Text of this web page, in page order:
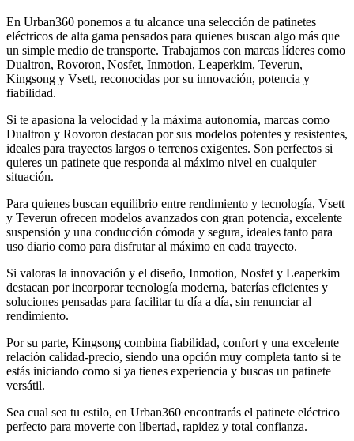
En Urban360 ponemos a tu alcance una selección de patinetes
eléctricos de alta gama pensados para quienes buscan algo más que
un simple medio de transporte. Trabajamos con marcas líderes como
Dualtron, Rovoron, Nosfet, Inmotion, Leaperkim, Teverun,
Kingsong y Vsett, reconocidas por su innovación, potencia y
fiabilidad.
Si te apasiona la velocidad y la máxima autonomía, marcas como
Dualtron y Rovoron destacan por sus modelos potentes y resistentes,
ideales para trayectos largos o terrenos exigentes. Son perfectos si
quieres un patinete que responda al máximo nivel en cualquier
situación.
Para quienes buscan equilibrio entre rendimiento y tecnología, Vsett
y Teverun ofrecen modelos avanzados con gran potencia, excelente
suspensión y una conducción cómoda y segura, ideales tanto para
uso diario como para disfrutar al máximo en cada trayecto.
Si valoras la innovación y el diseño, Inmotion, Nosfet y Leaperkim
destacan por incorporar tecnología moderna, baterías eficientes y
soluciones pensadas para facilitar tu día a día, sin renunciar al
rendimiento.
Por su parte, Kingsong combina fiabilidad, confort y una excelente
relación calidad-precio, siendo una opción muy completa tanto si te
estás iniciando como si ya tienes experiencia y buscas un patinete
versátil.
Sea cual sea tu estilo, en Urban360 encontrarás el patinete eléctrico
perfecto para moverte con libertad, rapidez y total confianza.